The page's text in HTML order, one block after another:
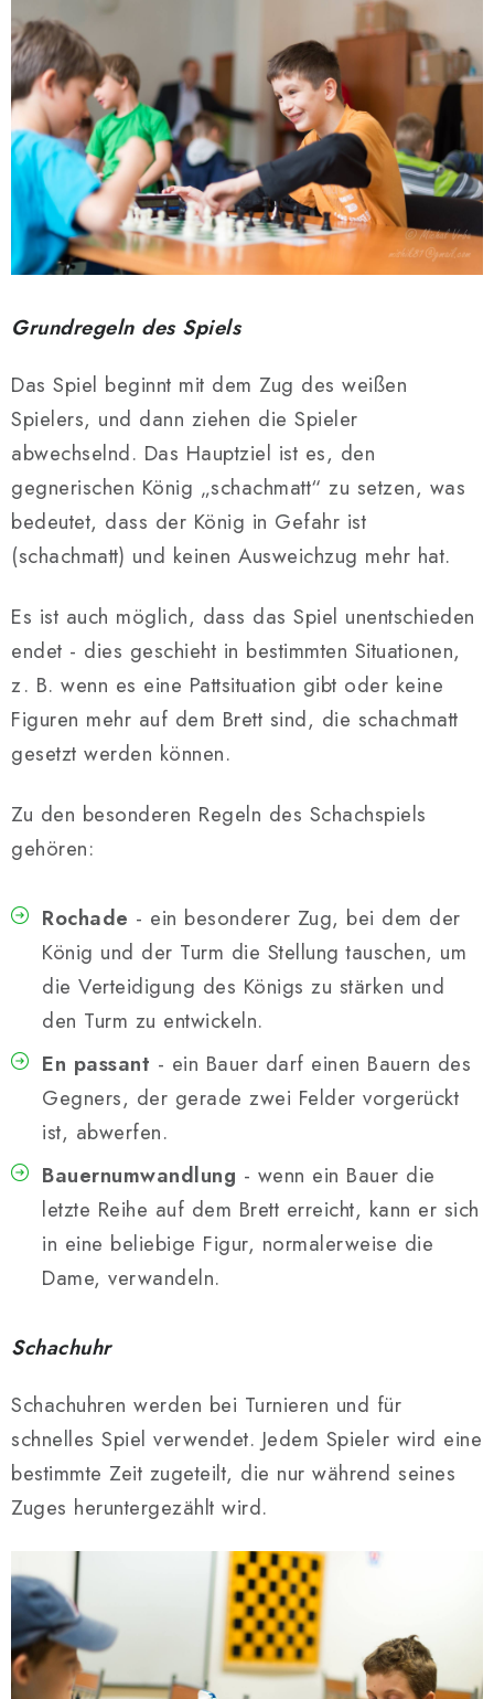
Grundregeln des Spiels
Das Spiel beginnt mit dem Zug des weißen
Spielers, und dann ziehen die Spieler
abwechselnd. Das Hauptziel ist es, den
gegnerischen König „schachmatt“ zu setzen, was
bedeutet, dass der König in Gefahr ist
(schachmatt) und keinen Ausweichzug mehr hat.
Es ist auch möglich, dass das Spiel unentschieden
endet - dies geschieht in bestimmten Situationen,
z. B. wenn es eine Pattsituation gibt oder keine
Figuren mehr auf dem Brett sind, die schachmatt
gesetzt werden können.
Zu den besonderen Regeln des Schachspiels
gehören:
Rochade - ein besonderer Zug, bei dem der
König und der Turm die Stellung tauschen, um
die Verteidigung des Königs zu stärken und
den Turm zu entwickeln.
En passant - ein Bauer darf einen Bauern des
Gegners, der gerade zwei Felder vorgerückt
ist, abwerfen.
Bauernumwandlung - wenn ein Bauer die
letzte Reihe auf dem Brett erreicht, kann er sich
in eine beliebige Figur, normalerweise die
Dame, verwandeln.
Schachuhr
Schachuhren werden bei Turnieren und für
schnelles Spiel verwendet. Jedem Spieler wird eine
bestimmte Zeit zugeteilt, die nur während seines
Zuges heruntergezählt wird.